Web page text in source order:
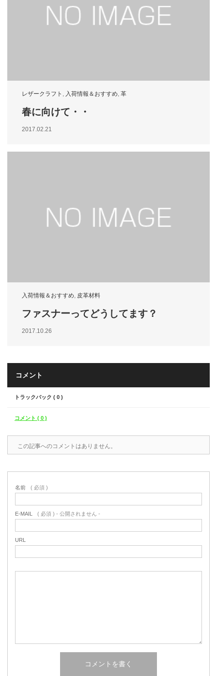
レザークラフト 入荷情報＆おすすめ 革
春に向けて・・
2017.02.21
入荷情報＆おすすめ, 皮革材料
ファスナーってどうしてます？
2017.10.26
コメント
トラックバック ( 0 )
コメント ( 0 )
この記事へのコメントはありません。
名前 ( 必須 )
E-MAIL ( 必須 ) - 公開されません -
URL